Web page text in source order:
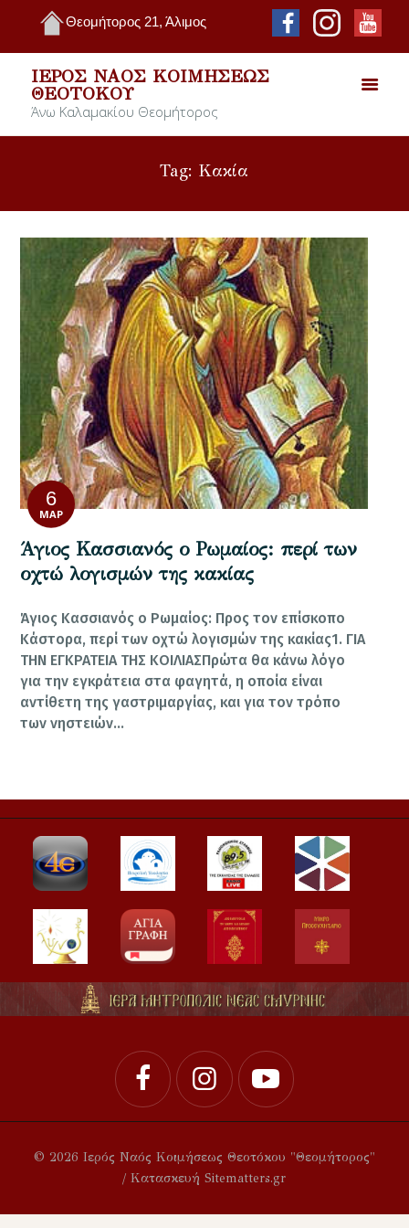
Θεομήτορος 21, Άλιμος
ΙΕΡΌΣ ΝΑΌΣ ΚΟΙΜΉΣΕΩΣ
ΘΕΟΤΌΚΟΥ
Άνω Καλαμακίου Θεομήτορος
Tag: Κακία
6
ΜΑΡ
Άγιος Κασσιανός ο Ρωμαίος: περί των
οχτώ λογισμών της κακίας
Άγιος Κασσιανός ο Ρωμαίος: Προς τον επίσκοπο
Κάστορα, περί των οχτώ λογισμών της κακίας1. ΓΙΑ
ΤΗΝ ΕΓΚΡΑΤΕΙΑ ΤΗΣ ΚΟΙΛΙΑΣΠρώτα θα κάνω λόγο
για την εγκράτεια στα φαγητά, η οποία είναι
αντίθετη της γαστριμαργίας, και για τον τρόπο
των νηστειών…
© 2026 Ιερός Ναός Κοιμήσεως Θεοτόκου "Θεομήτορος"
/ Κατασκευή Sitematters.gr